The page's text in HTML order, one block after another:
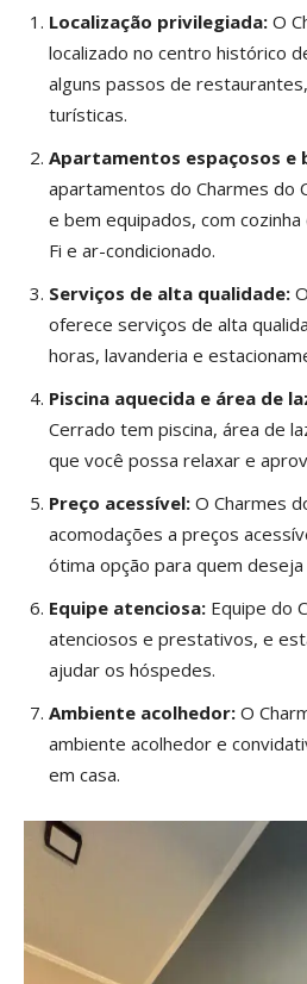
Localização privilegiada: O
localizado no centro histórico
alguns passos de
turísticas.
Apartamentos espaçosos e
apartamentos do Charmes do
e bem equipados, com
Fi e ar-condicionado.
Serviços de alta qualidade:
oferece serviços de alta
horas, lavanderia e
Piscina aquecida e área de
Cerrado tem piscina, área de
que você possa relaxar e
Preço acessível: O Charmes
acomodações a preços
ótima opção para quem
Equipe atenciosa: Equipe do
atenciosos e prestativos, e
ajudar os hóspedes.
Ambiente acolhedor: O
ambiente acolhedor e
em casa.